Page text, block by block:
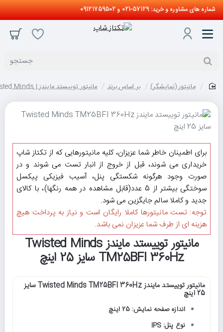
شماره های مشاوره و خرید: 57129-021 و 09121759502
جستجو
مانیتور (نمایشگر) بر اساس برند مانیتور توییستد مایندز | Twisted Minds
برای اطمینان خاطر شما عزیزان، کلیه مانیتورهایی که از تکتاز شاپ
خریداری می شوند، قبل از خروج از انبار تست می شوند و در
صورت وجود هرگونه شکستگی پنل، آسیب فیزیکی پیکسل
سوختگی بیشتر از 5 عدد(قابل مشاهده در همه رنگها)، با کالای
جدید و کاملا سالم جایگزین می شود.
توجه: تست مانیتورها کاملا رایگان است و نیاز به پرداخت هیچ
هزینه ای از طرف شما عزیزان نمی باشد.
مانیتور توییستد مایندز Twisted Minds
TM25BFI 360Hz سایز 25 اینچ
مانیتور توییستد مایندز Twisted Minds TM25BFI 360Hz سایز
25 اینچ
اندازه صفحه نمایش: 25 اینچ
نوع پنل: IPS